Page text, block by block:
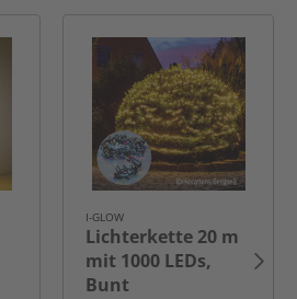
I-GLOW
Lichterkette 20 m
mit 1000 LEDs,
Bunt